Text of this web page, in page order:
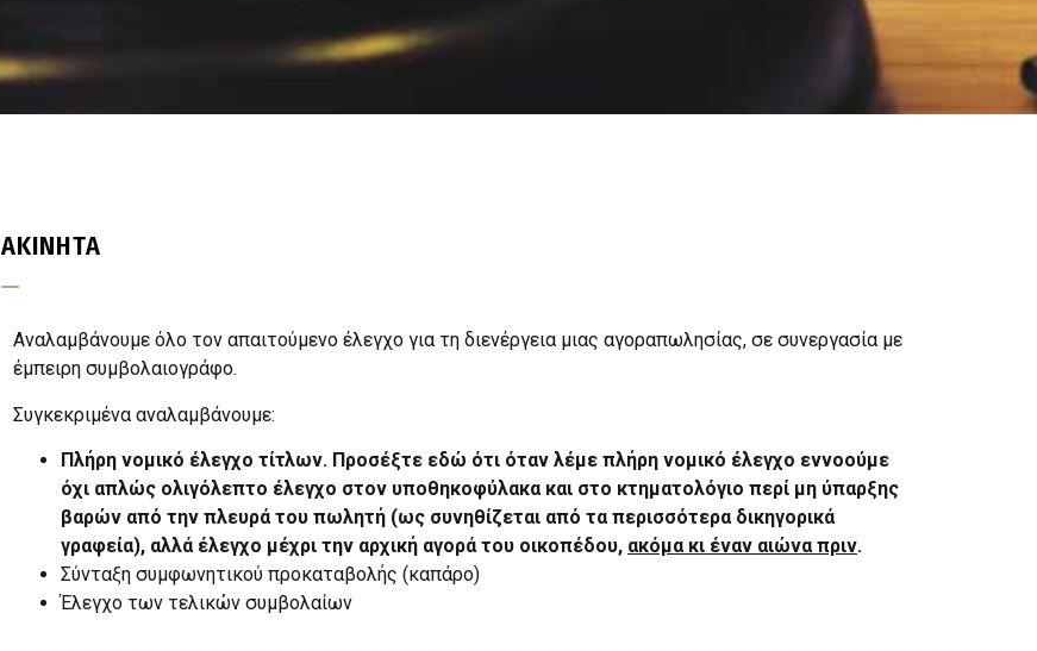
ΑΚΙΝΗΤΑ
Αναλαμβάνουμε όλο τον απαιτούμενο έλεγχο για τη διενέργεια μιας αγοραπωλησίας, σε συνεργασία με
έμπειρη συμβολαιογράφο.
Συγκεκριμένα αναλαμβάνουμε:
Πλήρη νομικό έλεγχο τίτλων. Προσέξτε εδώ ότι όταν λέμε πλήρη νομικό έλεγχο εννοούμε
όχι απλώς ολιγόλεπτο έλεγχο στον υποθηκοφύλακα και στο κτηματολόγιο περί μη ύπαρξης
βαρών από την πλευρά του πωλητή (ως συνηθίζεται από τα περισσότερα δικηγορικά
γραφεία), αλλά έλεγχο μέχρι την αρχική αγορά του οικοπέδου, ακόμα κι έναν αιώνα πριν.
Σύνταξη συμφωνητικού προκαταβολής (καπάρο)
Έλεγχο των τελικών συμβολαίων